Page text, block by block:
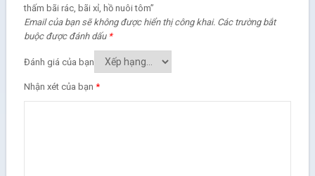
thấm bãi rác, bãi xỉ, hồ nuôi tôm”
Email của bạn sẽ không được hiển thị công khai. Các trường bắt
buộc được đánh dấu *
Đánh giá của bạn
Nhận xét của bạn *